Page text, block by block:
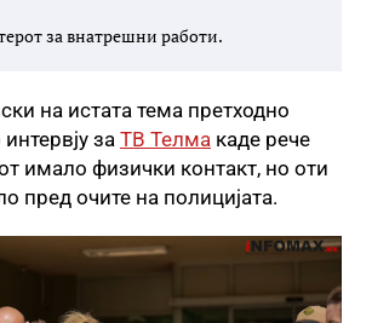
за внатрешни работи.
на истата тема претходно
за ТВ Телма каде рече
имало физички контакт, но оти
пред очите на полицијата.